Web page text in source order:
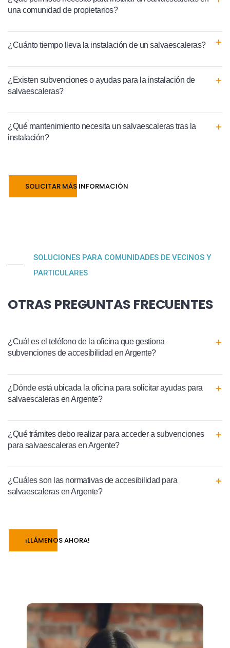
una comunidad de propietarios?
¿Cuánto tiempo lleva la instalación de un salvaescaleras?
¿Existen subvenciones o ayudas para la instalación de
salvaescaleras?
¿Qué mantenimiento necesita un salvaescaleras tras la
instalación?
SOLICITAR MÁS INFORMACIÓN
SOLUCIONES PARA COMUNIDADES DE VECINOS Y
PARTICULARES
OTRAS PREGUNTAS FRECUENTES
¿Cuál es el teléfono de la oficina que gestiona
subvenciones de accesibilidad en Argente?
¿Dónde está ubicada la oficina para solicitar ayudas para
salvaescaleras en Argente?
¿Qué trámites debo realizar para acceder a subvenciones
para salvaescaleras en Argente?
¿Cuáles son las normativas de accesibilidad para
salvaescaleras en Argente?
¡LLÁMENOS AHORA!